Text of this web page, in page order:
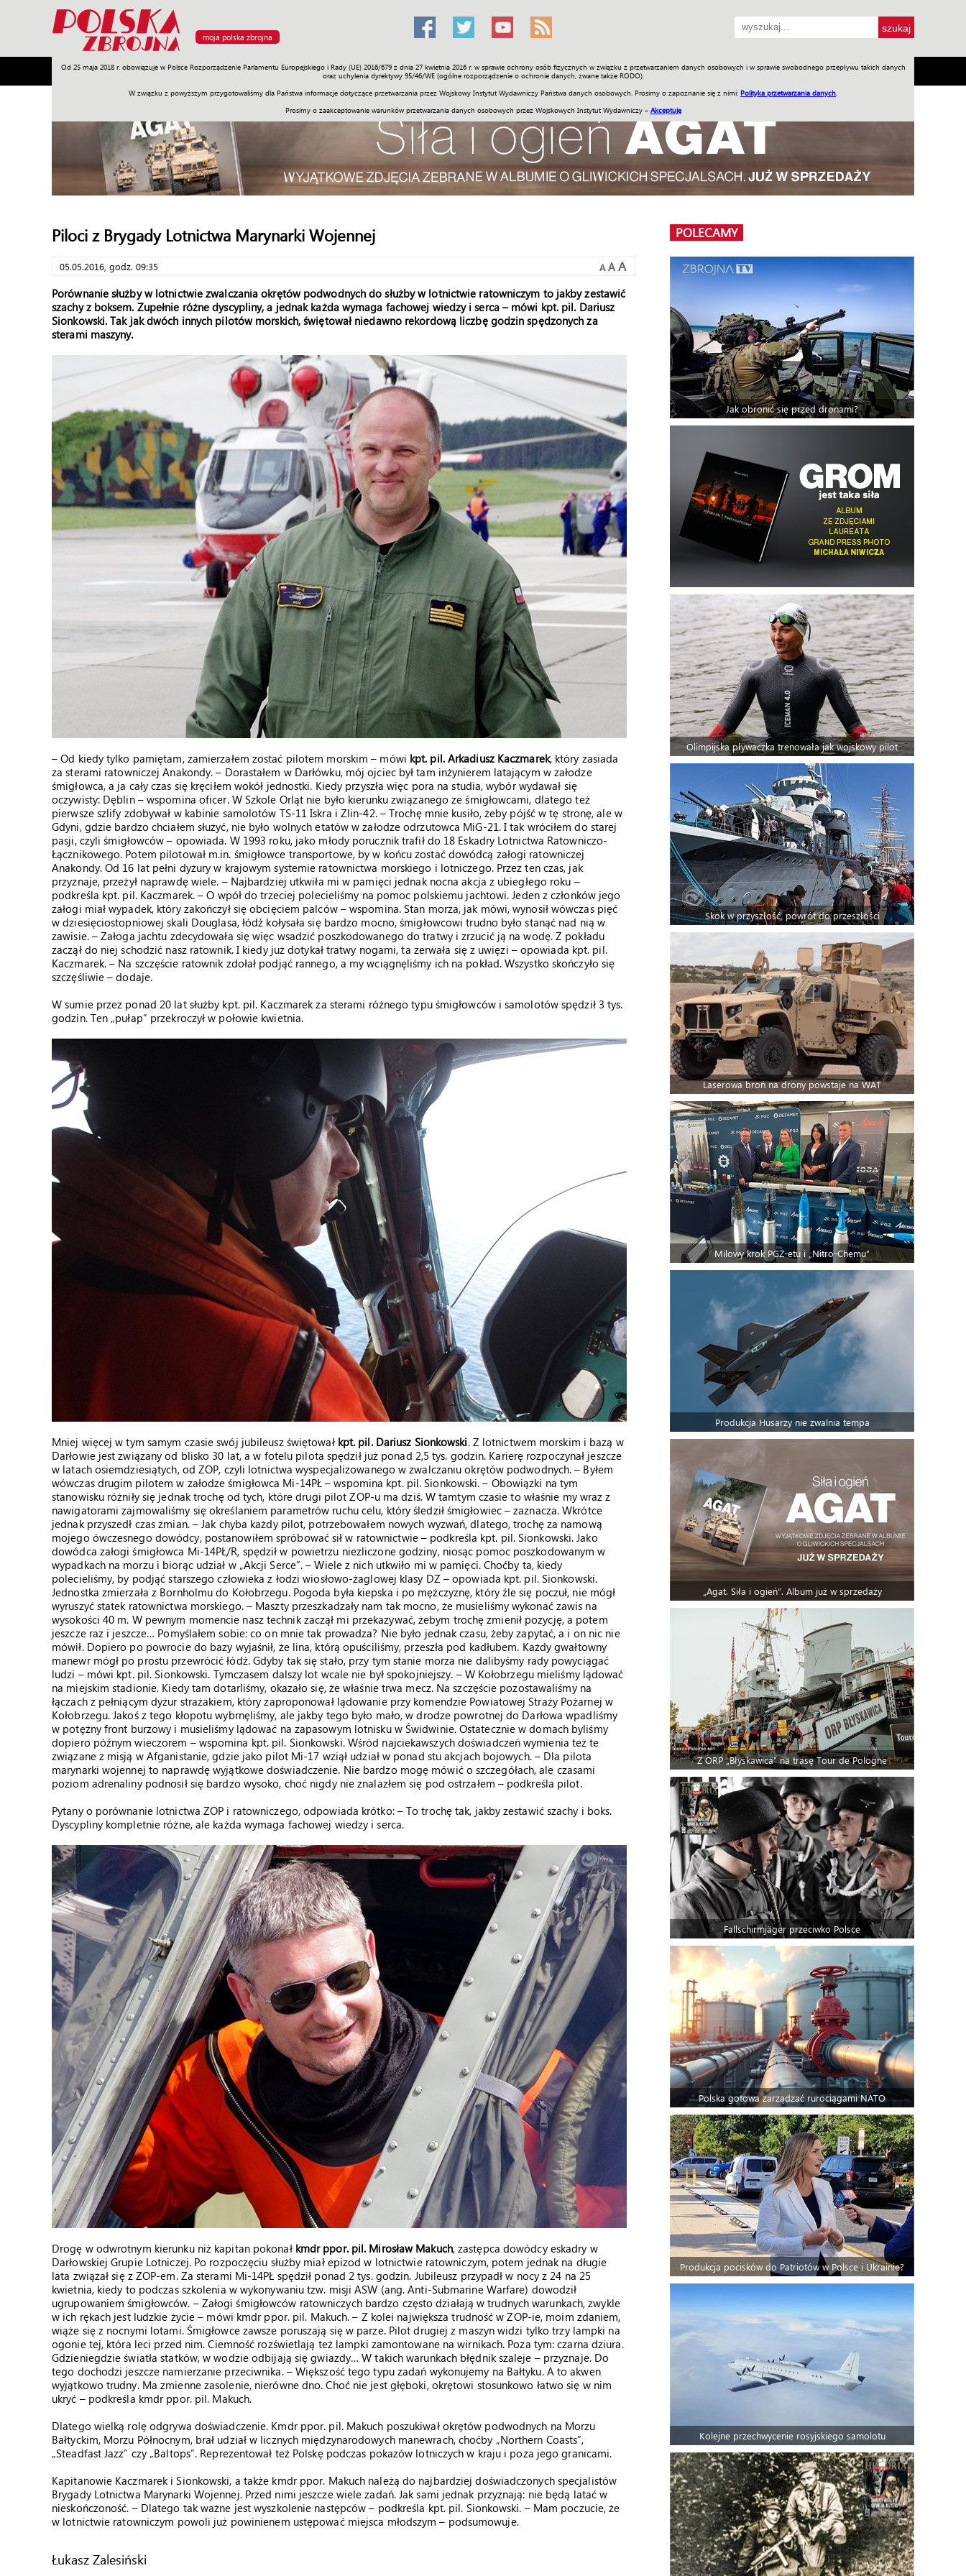
moja polska zbrojna
Od 25 maja 2018 r. obowiązuje w Polsce Rozporządzenie Parlamentu Europejskiego i Rady (UE) 2016/679 z dnia 27 kwietnia 2016 r. w sprawie ochrony osób fizycznych w związku z przetwarzaniem danych osobowych i w sprawie swobodnego przepływu takich danych
oraz uchylenia dyrektywy 95/46/WE (ogólne rozporządzenie o ochronie danych, zwane także RODO).
W związku z powyższym przygotowaliśmy dla Państwa informacje dotyczące przetwarzania przez Wojskowy Instytut Wydawniczy Państwa danych osobowych. Prosimy o zapoznanie się z nimi: Polityka przetwarzania danych
Prosimy o zaakceptowanie warunków przetwarzania danych osobowych przez Wojskowych Instytut Wydawniczy – Akceptuję
Armia Poligon Sprzęt Misje Polityka Prawo Świat Społeczność Sport Historia Galerie Wideo ENGLISH SKLEP Jednodniówki Praca w WIW
Piloci z Brygady Lotnictwa Marynarki Wojennej
05.05.2016, godz. 09:35 A A A
Porównanie służby w lotnictwie zwalczania okrętów podwodnych do służby w lotnictwie ratowniczym to jakby zestawić
szachy z boksem. Zupełnie różne dyscypliny, a jednak każda wymaga fachowej wiedzy i serca – mówi kpt. pil. Dariusz
Sionkowski. Tak jak dwóch innych pilotów morskich, świętował niedawno rekordową liczbę godzin spędzonych za
sterami maszyny.
– Od kiedy tylko pamiętam, zamierzałem zostać pilotem morskim – mówi kpt. pil. Arkadiusz Kaczmarek, który zasiada
za sterami ratowniczej Anakondy. – Dorastałem w Darłówku, mój ojciec był tam inżynierem latającym w załodze
śmigłowca, a ja cały czas się kręciłem wokół jednostki. Kiedy przyszła więc pora na studia, wybór wydawał się
oczywisty: Dęblin – wspomina oficer. W Szkole Orląt nie było kierunku związanego ze śmigłowcami, dlatego też
pierwsze szlify zdobywał w kabinie samolotów TS-11 Iskra i Zlin-42. – Trochę mnie kusiło, żeby pójść w tę stronę, ale w
Gdyni, gdzie bardzo chciałem służyć, nie było wolnych etatów w załodze odrzutowca MiG-21. I tak wróciłem do starej
pasji, czyli śmigłowców – opowiada. W 1993 roku, jako młody porucznik trafił do 18 Eskadry Lotnictwa Ratowniczo-
Łącznikowego. Potem pilotował m.in. śmigłowce transportowe, by w końcu zostać dowódcą załogi ratowniczej
Anakondy. Od 16 lat pełni dyżury w krajowym systemie ratownictwa morskiego i lotniczego. Przez ten czas, jak
przyznaje, przeżył naprawdę wiele. – Najbardziej utkwiła mi w pamięci jednak nocna akcja z ubiegłego roku –
podkreśla kpt. pil. Kaczmarek. – O wpół do trzeciej polecieliśmy na pomoc polskiemu jachtowi. Jeden z członków jego
załogi miał wypadek, który zakończył się obcięciem palców – wspomina. Stan morza, jak mówi, wynosił wówczas pięć
w dziesięciostopniowej skali Douglasa, łódź kołysała się bardzo mocno, śmigłowcowi trudno było stanąć nad nią w
zawisie. – Załoga jachtu zdecydowała się więc wsadzić poszkodowanego do tratwy i zrzucić ją na wodę. Z pokładu
zaczął do niej schodzić nasz ratownik. I kiedy już dotykał tratwy nogami, ta zerwała się z uwięzi – opowiada kpt. pil.
Kaczmarek. – Na szczęście ratownik zdołał podjąć rannego, a my wciągnęliśmy ich na pokład. Wszystko skończyło się
szczęśliwie – dodaje.
W sumie przez ponad 20 lat służby kpt. pil. Kaczmarek za sterami różnego typu śmigłowców i samolotów spędził 3 tys.
godzin. Ten „pułap” przekroczył w połowie kwietnia.
Mniej więcej w tym samym czasie swój jubileusz świętował kpt. pil. Dariusz Sionkowski. Z lotnictwem morskim i bazą w
Darłowie jest związany od blisko 30 lat, a w fotelu pilota spędził już ponad 2,5 tys. godzin. Karierę rozpoczynał jeszcze
w latach osiemdziesiątych, od ZOP, czyli lotnictwa wyspecjalizowanego w zwalczaniu okrętów podwodnych. – Byłem
wówczas drugim pilotem w załodze śmigłowca Mi-14PŁ – wspomina kpt. pil. Sionkowski. – Obowiązki na tym
stanowisku różniły się jednak trochę od tych, które drugi pilot ZOP-u ma dziś. W tamtym czasie to właśnie my wraz z
nawigatorami zajmowaliśmy się określaniem parametrów ruchu celu, który śledził śmigłowiec – zaznacza. Wkrótce
jednak przyszedł czas zmian. – Jak chyba każdy pilot, potrzebowałem nowych wyzwań, dlatego, trochę za namową
mojego ówczesnego dowódcy, postanowiłem spróbować sił w ratownictwie – podkreśla kpt. pil. Sionkowski. Jako
dowódca załogi śmigłowca Mi-14PŁ/R, spędził w powietrzu niezliczone godziny, niosąc pomoc poszkodowanym w
wypadkach na morzu i biorąc udział w „Akcji Serce”. – Wiele z nich utkwiło mi w pamięci. Choćby ta, kiedy
polecieliśmy, by podjąć starszego człowieka z łodzi wiosłowo-żaglowej klasy DZ – opowiada kpt. pil. Sionkowski.
Jednostka zmierzała z Bornholmu do Kołobrzegu. Pogoda była kiepska i po mężczyznę, który źle się poczuł, nie mógł
wyruszyć statek ratownictwa morskiego. – Maszty przeszkadzały nam tak mocno, że musieliśmy wykonać zawis na
wysokości 40 m. W pewnym momencie nasz technik zaczął mi przekazywać, żebym trochę zmienił pozycję, a potem
jeszcze raz i jeszcze… Pomyślałem sobie: co on mnie tak prowadza? Nie było jednak czasu, żeby zapytać, a i on nic nie
mówił. Dopiero po powrocie do bazy wyjaśnił, że lina, którą opuściliśmy, przeszła pod kadłubem. Każdy gwałtowny
manewr mógł po prostu przewrócić łódź. Gdyby tak się stało, przy tym stanie morza nie dalibyśmy rady powyciągać
ludzi – mówi kpt. pil. Sionkowski. Tymczasem dalszy lot wcale nie był spokojniejszy. – W Kołobrzegu mieliśmy lądować
na miejskim stadionie. Kiedy tam dotarliśmy, okazało się, że właśnie trwa mecz. Na szczęście pozostawaliśmy na
łączach z pełniącym dyżur strażakiem, który zaproponował lądowanie przy komendzie Powiatowej Straży Pożarnej w
Kołobrzegu. Jakoś z tego kłopotu wybrnęliśmy, ale jakby tego było mało, w drodze powrotnej do Darłowa wpadliśmy
w potężny front burzowy i musieliśmy lądować na zapasowym lotnisku w Świdwinie. Ostatecznie w domach byliśmy
dopiero późnym wieczorem – wspomina kpt. pil. Sionkowski. Wśród najciekawszych doświadczeń wymienia też te
związane z misją w Afganistanie, gdzie jako pilot Mi-17 wziął udział w ponad stu akcjach bojowych. – Dla pilota
marynarki wojennej to naprawdę wyjątkowe doświadczenie. Nie bardzo mogę mówić o szczegółach, ale czasami
poziom adrenaliny podnosił się bardzo wysoko, choć nigdy nie znalazłem się pod ostrzałem – podkreśla pilot.
Pytany o porównanie lotnictwa ZOP i ratowniczego, odpowiada krótko: – To trochę tak, jakby zestawić szachy i boks.
Dyscypliny kompletnie różne, ale każda wymaga fachowej wiedzy i serca.
Drogę w odwrotnym kierunku niż kapitan pokonał kmdr ppor. pil. Mirosław Makuch, zastępca dowódcy eskadry w
Darłowskiej Grupie Lotniczej. Po rozpoczęciu służby miał epizod w lotnictwie ratowniczym, potem jednak na długie
lata związał się z ZOP-em. Za sterami Mi-14PŁ spędził ponad 2 tys. godzin. Jubileusz przypadł w nocy z 24 na 25
kwietnia, kiedy to podczas szkolenia w wykonywaniu tzw. misji ASW (ang. Anti-Submarine Warfare) dowodził
ugrupowaniem śmigłowców. – Załogi śmigłowców ratowniczych bardzo często działają w trudnych warunkach, zwykle
w ich rękach jest ludzkie życie – mówi kmdr ppor. pil. Makuch. – Z kolei największa trudność w ZOP-ie, moim zdaniem,
wiąże się z nocnymi lotami. Śmigłowce zawsze poruszają się w parze. Pilot drugiej z maszyn widzi tylko trzy lampki na
ogonie tej, która leci przed nim. Ciemność rozświetlają też lampki zamontowane na wirnikach. Poza tym: czarna dziura.
Gdzieniegdzie światła statków, w wodzie odbijają się gwiazdy… W takich warunkach błędnik szaleje – przyznaje. Do
tego dochodzi jeszcze namierzanie przeciwnika. – Większość tego typu zadań wykonujemy na Bałtyku. A to akwen
wyjątkowo trudny. Ma zmienne zasolenie, nierówne dno. Choć nie jest głęboki, okrętowi stosunkowo łatwo się w nim
ukryć – podkreśla kmdr ppor. pil. Makuch.
Dlatego wielką rolę odgrywa doświadczenie. Kmdr ppor. pil. Makuch poszukiwał okrętów podwodnych na Morzu
Bałtyckim, Morzu Północnym, brał udział w licznych międzynarodowych manewrach, choćby „Northern Coasts”,
„Steadfast Jazz” czy „Baltops”. Reprezentował też Polskę podczas pokazów lotniczych w kraju i poza jego granicami.
Kapitanowie Kaczmarek i Sionkowski, a także kmdr ppor. Makuch należą do najbardziej doświadczonych specjalistów
Brygady Lotnictwa Marynarki Wojennej. Przed nimi jeszcze wiele zadań. Jak sami jednak przyznają: nie będą latać w
nieskończoność. – Dlatego tak ważne jest wyszkolenie następców – podkreśla kpt. pil. Sionkowski. – Mam poczucie, że
w lotnictwie ratowniczym powoli już powinienem ustępować miejsca młodszym – podsumowuje.
Łukasz Zalesiński
POLECAMY
Jak obronić się przed dronami?
Olimpijska pływaczka trenowała jak wojskowy pilot
Skok w przyszłość, powrót do przeszłości
Laserowa broń na drony powstaje na WAT
Milowy krok PGZ-etu i „Nitro-Chemu”
Produkcja Husarzy nie zwalnia tempa
„Agat. Siła i ogień”. Album już w sprzedaży
Z ORP „Błyskawica” na trasę Tour de Pologne
Fallschirmjäger przeciwko Polsce
Polska gotowa zarządzać rurociągami NATO
Produkcja pocisków do Patriotów w Polsce i Ukrainie?
Kolejne przechwycenie rosyjskiego samolotu